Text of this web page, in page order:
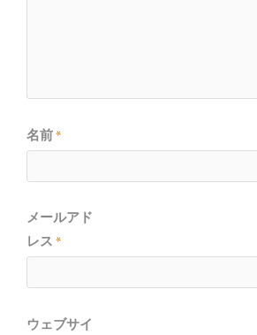
名前*
メールアド
レス *
ウェブサイ